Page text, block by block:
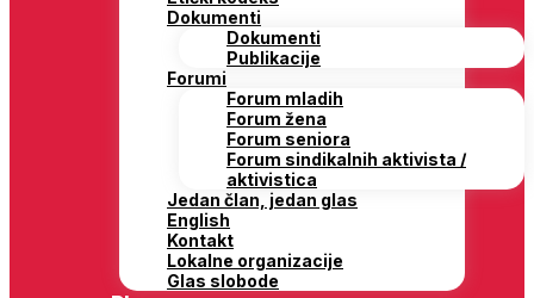
Dokumenti
Dokumenti
Publikacije
Forumi
Forum mladih
Forum žena
Forum seniora
Forum sindikalnih aktivista /
aktivistica
Jedan član, jedan glas
English
Kontakt
Lokalne organizacije
Glas slobode